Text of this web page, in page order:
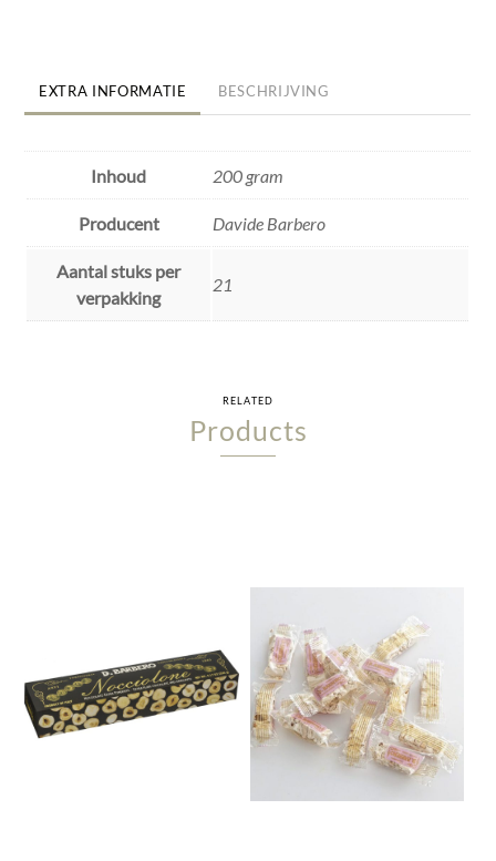
EXTRA INFORMATIE BESCHRIJVING
Inhoud 200 gram
Producent Davide Barbero
Aantal stuks per
verpakking
21
RELATED
Products